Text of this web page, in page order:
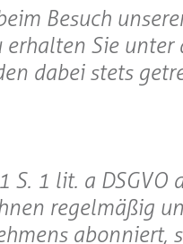
Besuch
Sie
dabei stets
S. 1 lit. a
regelmäßig